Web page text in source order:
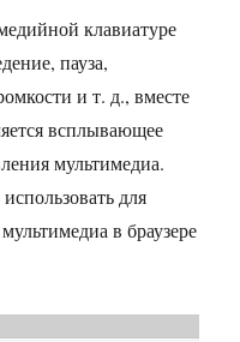
клавиатуре
пауза,
и т. д., вместе
всплывающее
мультимедиа.
для
в браузере